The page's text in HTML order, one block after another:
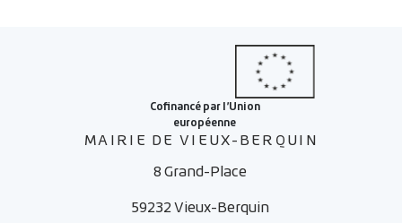
MAIRIE DE VIEUX-BERQUIN
8 Grand-Place
59232 Vieux-Berquin